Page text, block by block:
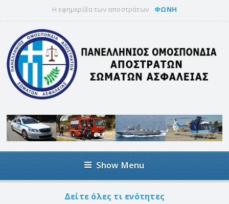
Η εφημερίδα των αποστράτων ΦΩΝΗ
Show Menu
Δείτε όλες τι ενότητες